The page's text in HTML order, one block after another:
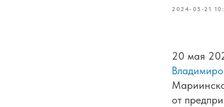
2024-05-21
20 мая
от